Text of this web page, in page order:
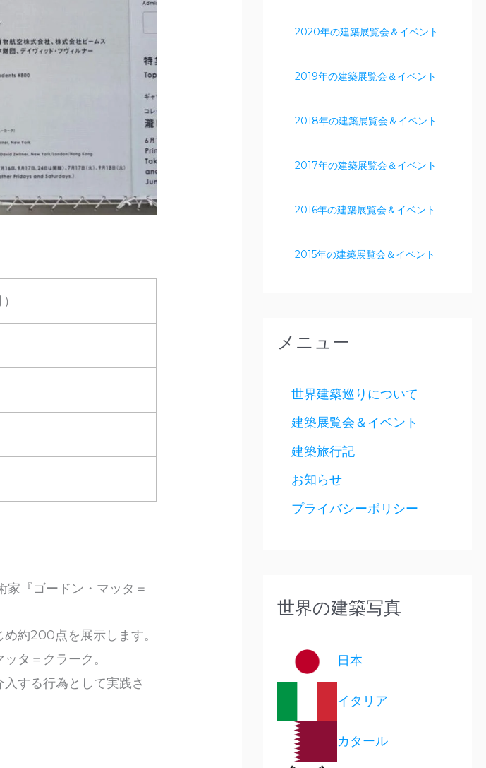
『ゴードン・マッタ＝
約200点を展示します。
タ＝クラーク。
する行為として実践さ
2020年の建築展覧会＆イベント
2019年の建築展覧会＆イベント
2018年の建築展覧会＆イベント
2017年の建築展覧会＆イベント
2016年の建築展覧会＆イベント
2015年の建築展覧会＆イベント
メニュー
世界建築巡りについて
建築展覧会＆イベント
建築旅行記
お知らせ
プライバシーポリシー
世界の建築写真
日本
イタリア
カタール